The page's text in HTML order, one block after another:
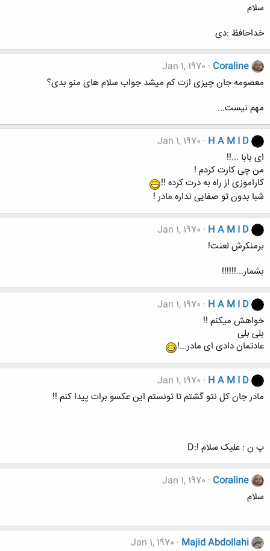
سلام
خداحافظ :دی
Coraline
Jan 1, 1970
معصومه جان چیزی ازت کم میشد جواب سلام های منو بدی؟
مهم نیست...
H A M I D
Jan 1, 1970
ای بابا ...!!
من چی کارت کردم !
کاراموزی از راه به درت کرده !!
شبا بدون تو صفایی نداره مادر !
H A M I D
Jan 1, 1970
برمنکرش لعنت!
بشمار...!!!!!!
H A M I D
Jan 1, 1970
خواهش میکنم !!
بلی بلی
عادتمان دادی ای مادر...!
H A M I D
Jan 1, 1970
مادر جان کل نتو گشتم تا تونستم این عکسو برات پیدا کنم !!
پ ن : علیک سلام !:D
Coraline
Jan 1, 1970
سلام
Majid Abdollahi
Jan 1, 1970